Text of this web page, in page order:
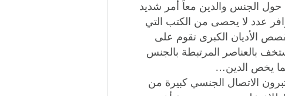
حول الجنس والدين معاً أمر شديد
عدد لا يحصى من الكتب التي
الأديان الكبرى تقوم على
بالعناصر المرتبطة بالجنس
يخص الدين…
الاتصال الجنسي كبيرة من